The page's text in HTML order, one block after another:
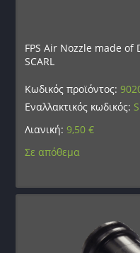
FPS Air Nozzle made
SCARL
Κωδικός προϊόντος:
Εναλλακτικός κωδικός:
Λιανική:9,50€
Σε απόθεμα